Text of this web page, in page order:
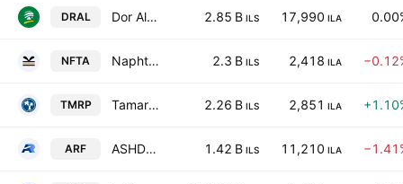
DRAL Dor Alon Energy in Israel (1988) Ltd. 2.85 B ILS 17,990 ILA
NFTA Naphtha Israel Petroleum Corp Ltd 2.3 B ILS 2,418 ILA
TMRP Tamar Petroleum Ltd. 2.26 B ILS 2,851 ILA
ARF ASHDOD REFINERY LTD 1.42 B ILS 11,210 ILA